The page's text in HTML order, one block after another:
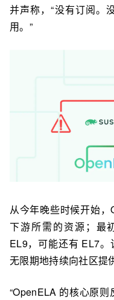
并声称，“没有订阅。
用。”
从今年晚些时候开始
下游所需的资源；最
EL9，可能还有 EL7
无限期地持续向社区提
“OpenELA 的核心原